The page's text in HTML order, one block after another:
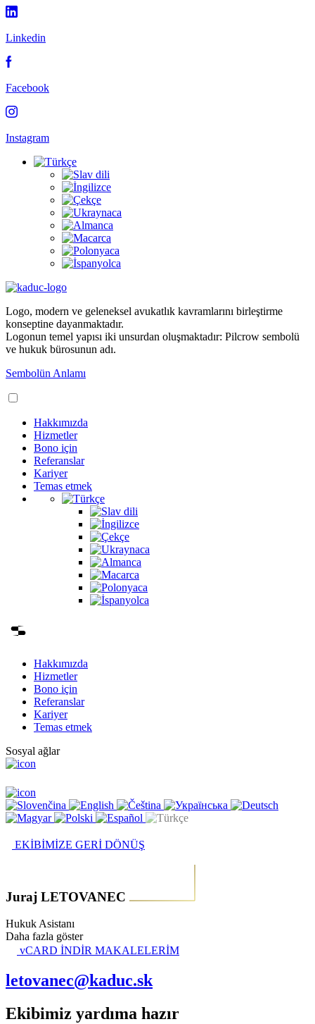
Linkedin
Facebook
Instagram
Logo, modern ve geleneksel avukatlık kavramlarını birleştirme
konseptine dayanmaktadır.
Logonun temel yapısı iki unsurdan oluşmaktadır: Pilcrow sembolü
ve hukuk bürosunun adı.
Sembolün Anlamı
Hakkımızda
Hizmetler
Bono için
Referanslar
Kariyer
Temas etmek
Hakkımızda
Hizmetler
Bono için
Referanslar
Kariyer
Temas etmek
Sosyal ağlar
EKİBİMİZE GERİ DÖNÜŞ
Juraj LETOVANEC
Hukuk Asistanı
Daha fazla göster
vCARD İNDİR MAKALELERİM
letovanec@kaduc.sk
Ekibimiz yardıma hazır